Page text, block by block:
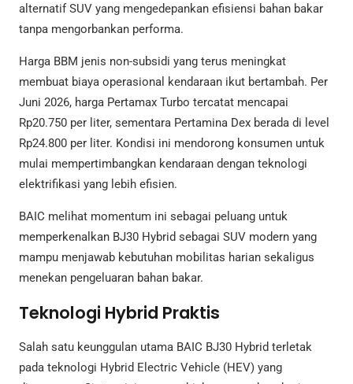
alternatif SUV yang mengedepankan efisiensi bahan bakar
tanpa mengorbankan performa.
Harga BBM jenis non-subsidi yang terus meningkat
membuat biaya operasional kendaraan ikut bertambah. Per
Juni 2026, harga Pertamax Turbo tercatat mencapai
Rp20.750 per liter, sementara Pertamina Dex berada di level
Rp24.800 per liter. Kondisi ini mendorong konsumen untuk
mulai mempertimbangkan kendaraan dengan teknologi
elektrifikasi yang lebih efisien.
BAIC melihat momentum ini sebagai peluang untuk
memperkenalkan BJ30 Hybrid sebagai SUV modern yang
mampu menjawab kebutuhan mobilitas harian sekaligus
menekan pengeluaran bahan bakar.
Teknologi Hybrid Praktis
Salah satu keunggulan utama BAIC BJ30 Hybrid terletak
pada teknologi Hybrid Electric Vehicle (HEV) yang